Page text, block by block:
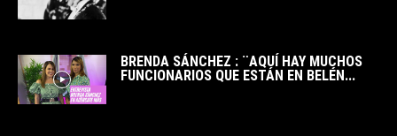
BRENDA SÁNCHEZ : ¨AQUÍ HAY MUCHOS
FUNCIONARIOS QUE ESTÁN EN BELÉN...